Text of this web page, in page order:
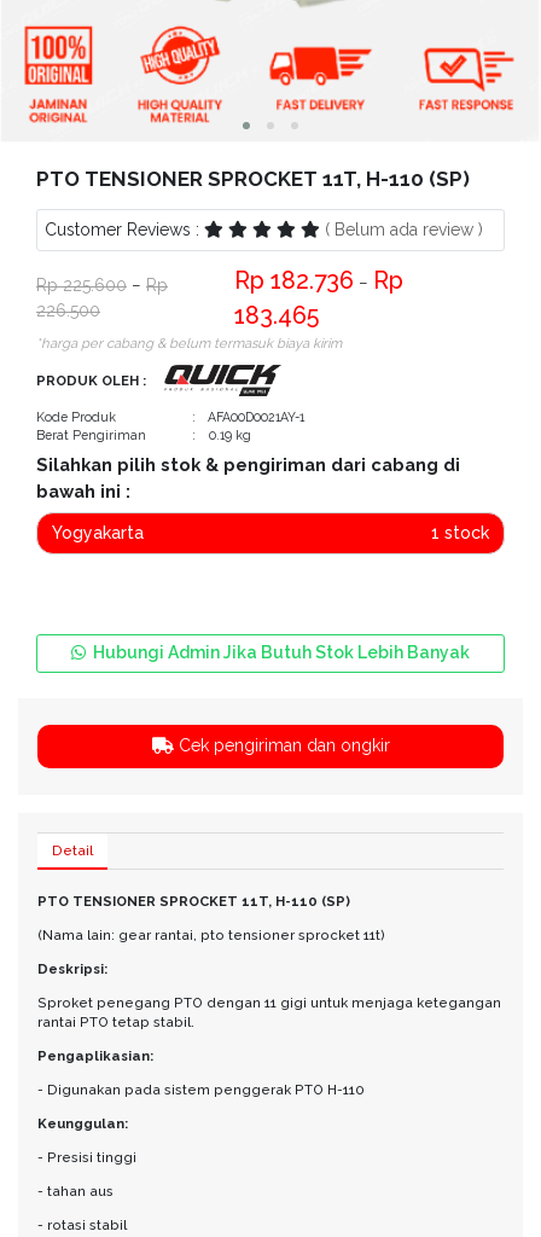
Kritik
Saran
PTO TENSIONER SPROCKET 11T, H-110 (SP)
Customer Reviews : ( Belum ada review )
225.600 −
226.500
182.736 −
183.465
*harga per cabang & belum termasuk biaya kirim
PRODUK OLEH :
Kode Produk
: AFA00D0021AY-1
Berat Pengiriman
: 0.19 kg
Silahkan pilih stok & pengiriman dari cabang di
bawah ini :
Yogyakarta 1 stock
Hubungi Admin Jika Butuh Stok Lebih Banyak
Cek pengiriman dan ongkir
Detail
PTO TENSIONER SPROCKET 11T, H-110 (SP)
(Nama lain: gear rantai, pto tensioner sprocket 11t)
Deskripsi:
Sproket penegang PTO dengan 11 gigi untuk menjaga ketegangan
rantai PTO tetap stabil.
Pengaplikasian:
- Digunakan pada sistem penggerak PTO H-110
Keunggulan:
- Presisi tinggi
- tahan aus
- rotasi stabil